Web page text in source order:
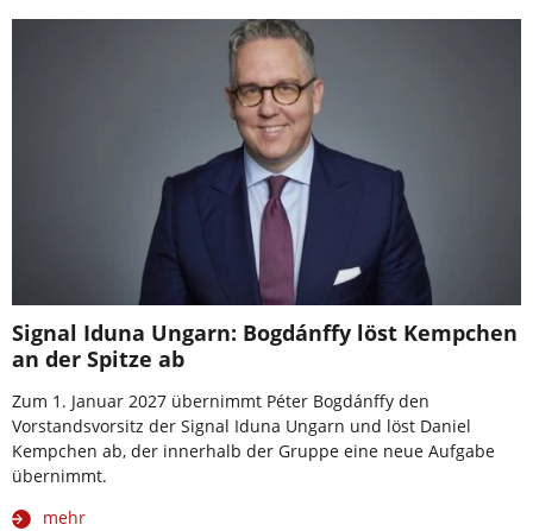
Signal Iduna Ungarn: Bogdánffy löst Kempchen
an der Spitze ab
Zum 1. Januar 2027 übernimmt Péter Bogdánffy den
Vorstandsvorsitz der Signal Iduna Ungarn und löst Daniel
Kempchen ab, der innerhalb der Gruppe eine neue Aufgabe
übernimmt.
mehr